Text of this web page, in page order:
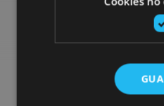
Busca
Encuentra planes y